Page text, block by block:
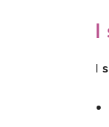
I
I